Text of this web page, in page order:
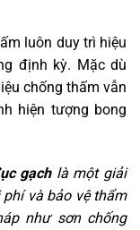
luôn duy trì hiệu
định kỳ. Mặc dù
chống thấm vẫn
hiện tượng bong
gạchlà một giải
và bảo vệ thẩm
như sơn chống